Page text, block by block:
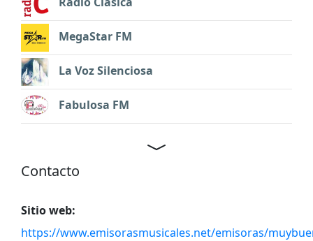
MegaStar FM
La Voz Silenciosa
Fabulosa FM
Contacto
Sitio web:
https://www.emisorasmusicales.net/emisoras/